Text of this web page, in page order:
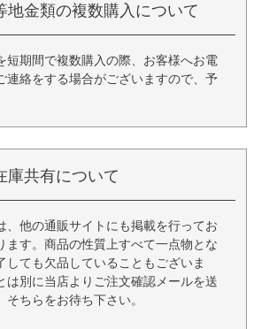
地金類の複数購入について
短期間で複数購入の際、お客様へお電
連絡をする場合がございますので、予
庫共有について
、他の通販サイトにも掲載を行ってお
ます。商品の性質上すべて一点物とな
しても欠品していることもございま
は別に当店よりご注文確認メールを送
ちらをお待ち下さい。